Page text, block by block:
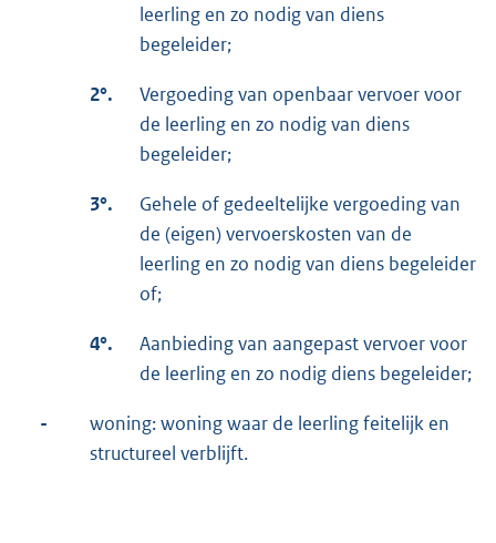
leerling en zo nodig van diens
begeleider;
2°.
Vergoeding van openbaar vervoer voor
de leerling en zo nodig van diens
begeleider;
3°.
Gehele of gedeeltelijke vergoeding van
de (eigen) vervoerskosten van de
leerling en zo nodig van diens begeleider
of;
4°.
Aanbieding van aangepast vervoer voor
de leerling en zo nodig diens begeleider;
-
woning: woning waar de leerling feitelijk en
structureel verblijft.